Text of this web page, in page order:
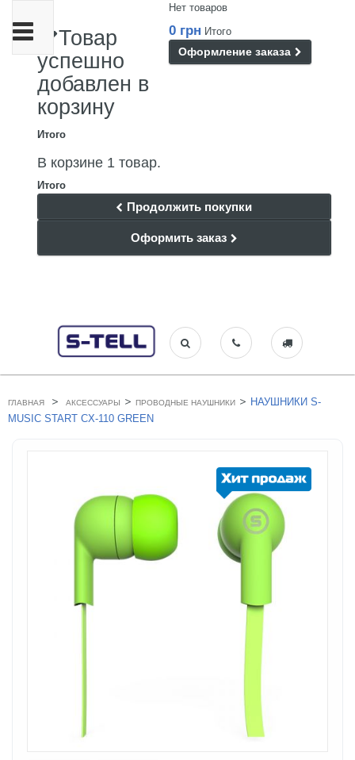
Нет товаров
0 грн Итого
Оформление заказа
Товар
успешно
добавлен в
корзину
Итого
В корзине 1 товар.
Итого
Продолжить покупки
Оформить заказ
Переключить
навигации
ГЛАВНАЯ > АКСЕССУАРЫ > ПРОВОДНЫЕ НАУШНИКИ > НАУШНИКИ S-
MUSIC START CX-110 GREEN